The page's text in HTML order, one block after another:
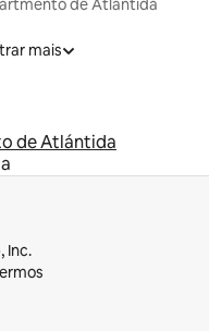
de Atlántida
mais
de Atlántida
Inc.